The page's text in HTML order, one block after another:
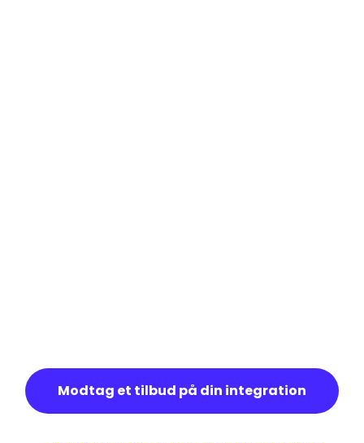
Modtag et tilbud på din integration